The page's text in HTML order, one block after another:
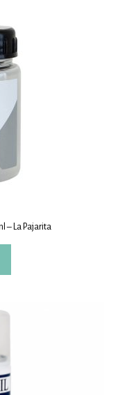
– La Pajarita